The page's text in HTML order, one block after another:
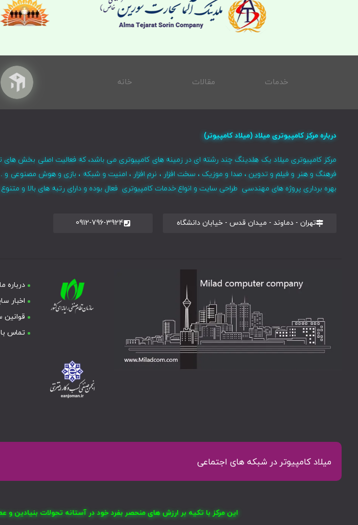
خدمات مقالات خانه
درباره مرکز کامپیوتری میلاد (میلاد کامپیوتر)
مرکز کامپیوتری میلاد یک هلدینگ چند رشته ای در زمینه های کامپیوتری می باشد، که فعالیت اصلی بخش
فرهنگ و هنر و فیلم و تدوین ، صدا و موزیک ، سخت افزار ، نرم افزار ، امنیت و شبکه ، بازی و هوش
بهره برداری پروژه های مهندسی طراحی سایت و انواع خدمات کامپیوتری فعال بوده و دارای رتبه های بالا و
تهران - دماوند - میدان قدس - خیابان دانشگاه 0912-796-3924
درباره ما
اخبار
تماس
میلاد کامپیوتر در شبکه های اجتماعی
این مرکز با تکیه بر ارزش های منحصر بفرد خود در آستانه تحولات